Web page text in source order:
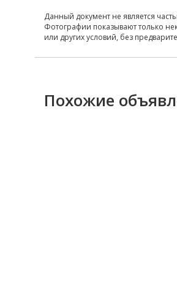
Данный документ не является
Фотографии показывают только
или других условий, без
Похожие